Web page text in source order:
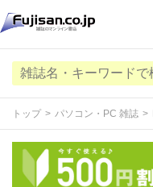
トップ パソコン・PC 雑誌